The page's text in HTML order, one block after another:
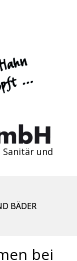
Sanitär und
BÄDER
bei